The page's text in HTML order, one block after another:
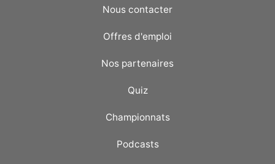
Nous contacter
Offres d'emploi
Nos partenaires
Quiz
Championnats
Podcasts